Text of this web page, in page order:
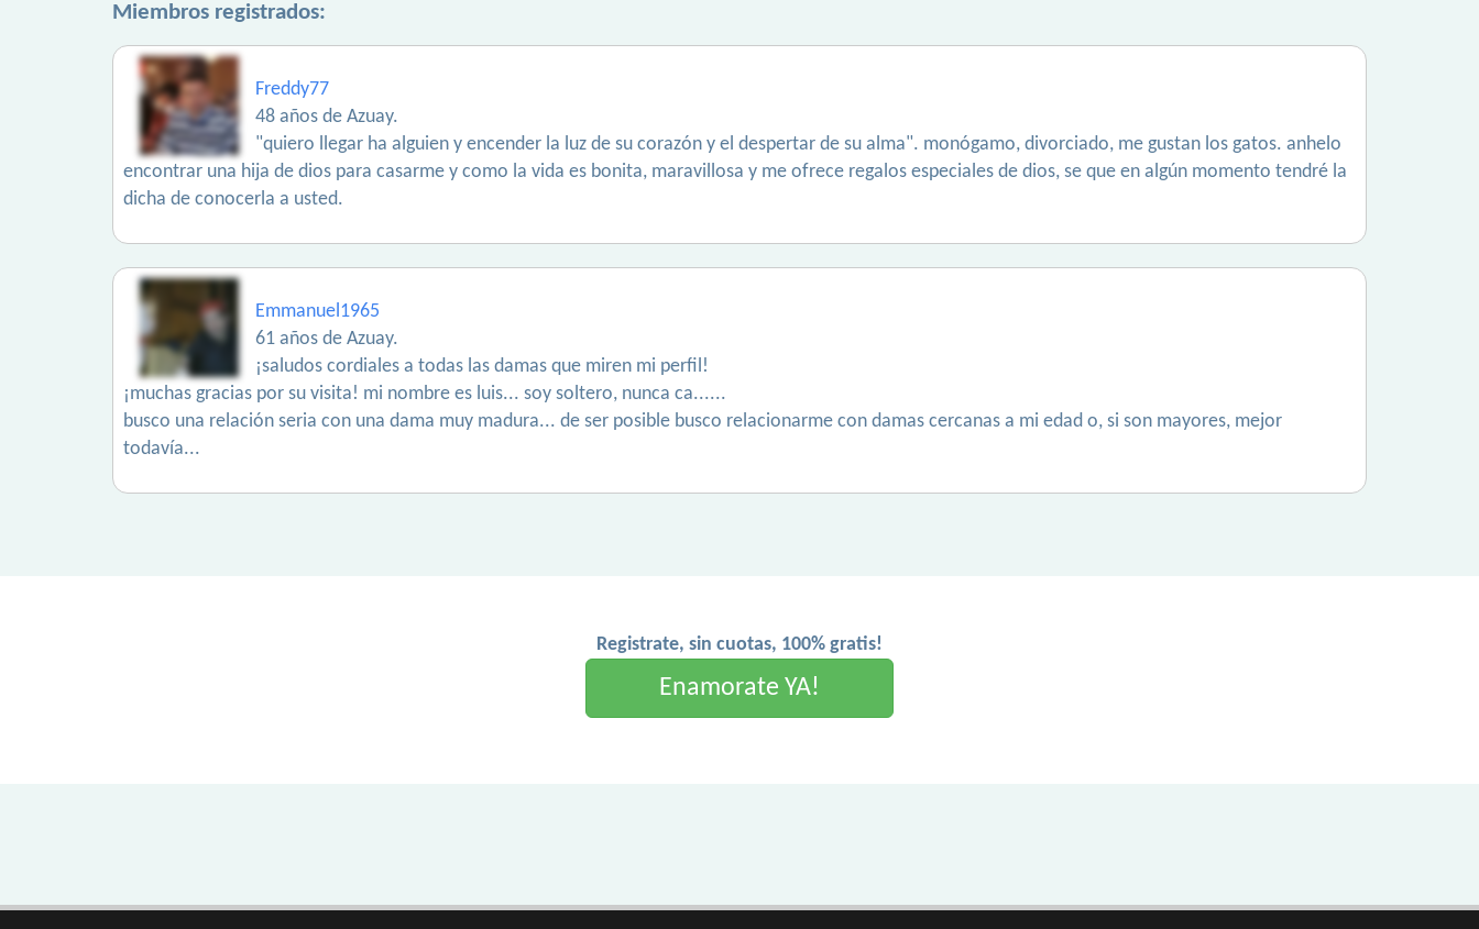
Miembros registrados:
Freddy77
48 años de Azuay.
"quiero llegar ha alguien y encender la luz de su corazón y el despertar de su alma". monógamo, divorciado, me gustan los gatos. anhelo
encontrar una hija de dios para casarme y como la vida es bonita, maravillosa y me ofrece regalos especiales de dios, se que en algún momento tendré la
dicha de conocerla a usted.
Emmanuel1965
61 años de Azuay.
¡saludos cordiales a todas las damas que miren mi perfil!
¡muchas gracias por su visita! mi nombre es luis... soy soltero, nunca ca......
busco una relación seria con una dama muy madura... de ser posible busco relacionarme con damas cercanas a mi edad o, si son mayores, mejor
todavía...
Registrate, sin cuotas, 100% gratis!
Enamorate YA!